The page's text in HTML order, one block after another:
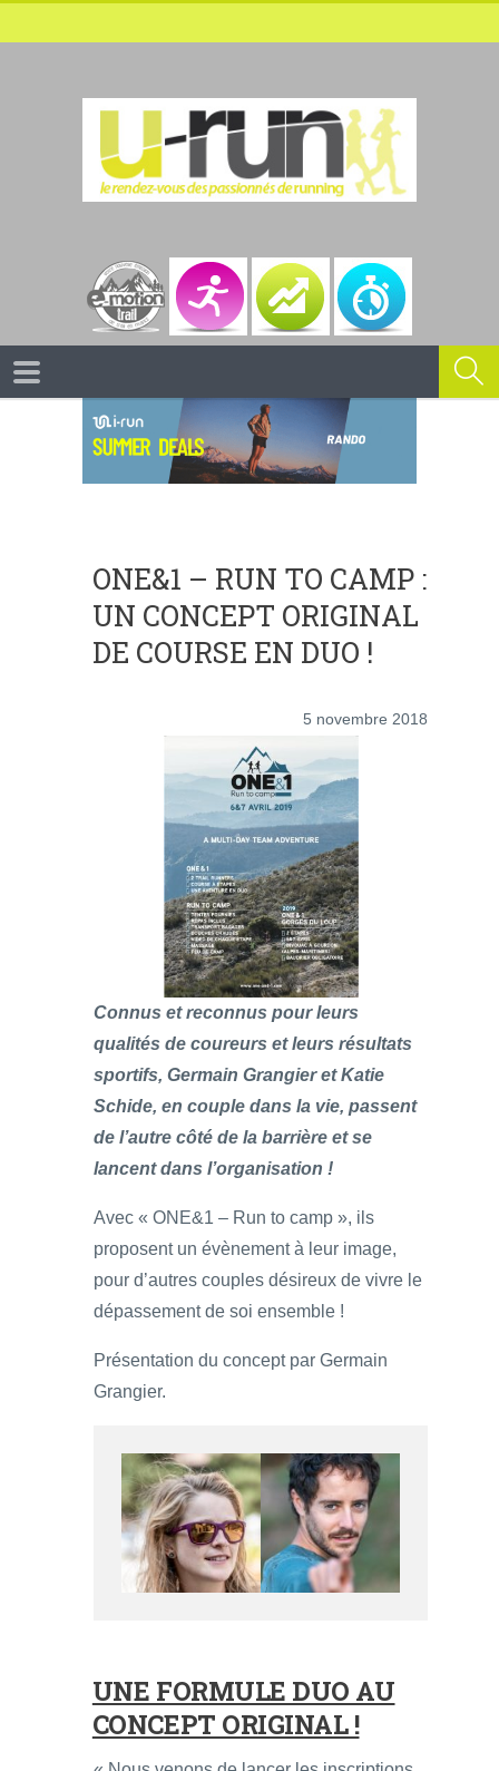
ONE&1 – RUN TO CAMP :
UN CONCEPT ORIGINAL
DE COURSE EN DUO !
5 novembre 2018
Connus et reconnus pour leurs
qualités de coureurs et leurs résultats
sportifs, Germain Grangier et Katie
Schide, en couple dans la vie, passent
de l’autre côté de la barrière et se
lancent dans l’organisation !
Avec « ONE&1 – Run to camp », ils
proposent un évènement à leur image,
pour d’autres couples désireux de vivre le
dépassement de soi ensemble !
Présentation du concept par Germain
Grangier.
UNE FORMULE DUO AU
CONCEPT ORIGINAL !